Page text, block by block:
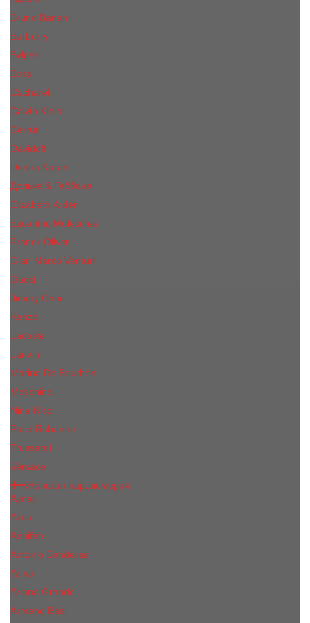
Bruno Banani
Burberry
Bvlgari
Boss
Cacharel
Calvin Klein
Cerruti
Davidoff
Donna Karan
Дольче & Габбана
Elizabeth Arden
Escentric Molecules
Franck Oliver
Gian Marco Venturi
Gucci
Jimmy Choo
Kenzo
Lacoste
Lanvin
Marina De Bourbon
Moschino
Nina Ricci
Paco Rabanne
Trussardi
Versace
Женская парфюмерия
Ajmal
Alaia
Annifen
Antonio Banderas
Armaf
Ariana Grande
Armand Basi